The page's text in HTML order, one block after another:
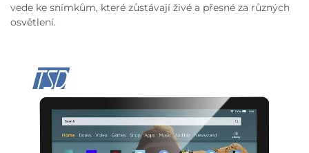
vede ke snímkům, které zůstávají živé a přesné za různých
osvětlení.